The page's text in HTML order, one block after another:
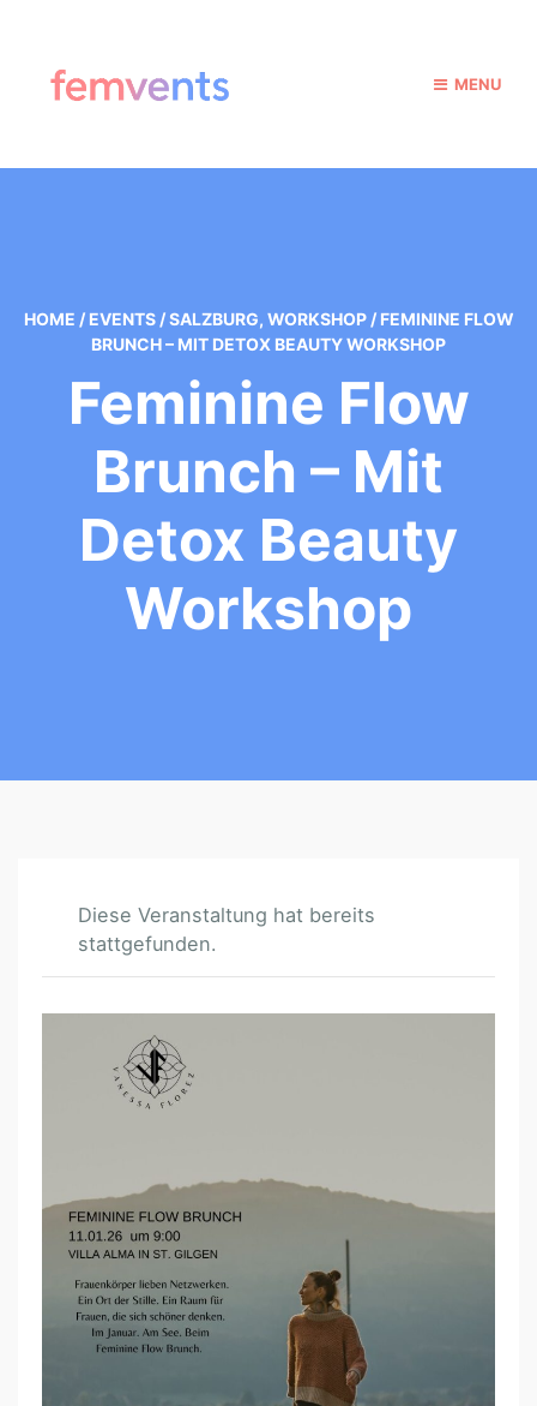
MENU
HOME / EVENTS / SALZBURG, WORKSHOP / FEMININE FLOW
BRUNCH – MIT DETOX BEAUTY WORKSHOP
Feminine Flow
Brunch – Mit
Detox Beauty
Workshop
Diese Veranstaltung hat bereits
stattgefunden.
I